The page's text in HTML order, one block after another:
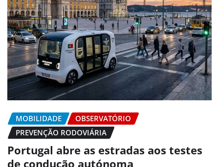
MOBILIDADE
OBSERVATÓRIO
PREVENÇÃO RODOVIÁRIA
Portugal abre as estradas aos testes
de condução autónoma